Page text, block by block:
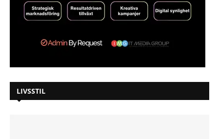
LIVSSTIL